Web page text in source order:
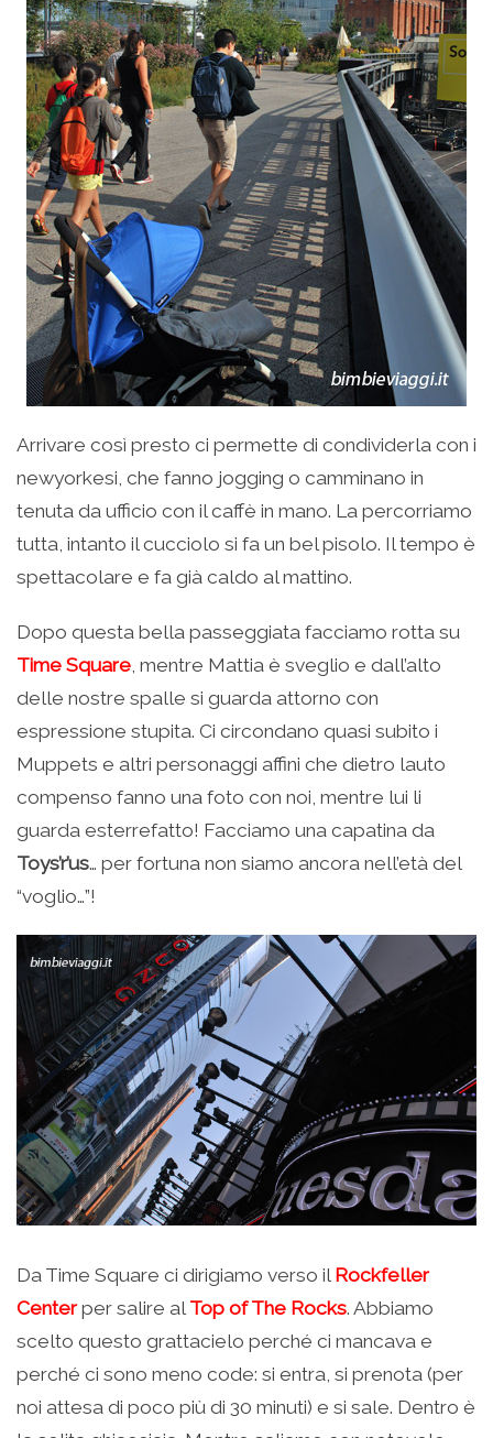
Arrivare così presto ci permette di condividerla con i
newyorkesi, che fanno jogging o camminano in
tenuta da ufficio con il caffè in mano. La percorriamo
tutta, intanto il cucciolo si fa un bel pisolo. Il tempo è
spettacolare e fa già caldo al mattino.
Dopo questa bella passeggiata facciamo rotta su
Time Square , mentre Mattia è sveglio e dall’alto
delle nostre spalle si guarda attorno con
espressione stupita. Ci circondano quasi subito i
Muppets e altri personaggi affini che dietro lauto
compenso fanno una foto con noi, mentre lui li
guarda esterrefatto! Facciamo una capatina da
Toys’r’us… per fortuna non siamo ancora nell’età del
“voglio…”!
Da Time Square ci dirigiamo verso il Rockfeller
Centerper salire al Top of The Rocks. Abbiamo
scelto questo grattacielo perché ci mancava e
perché ci sono meno code: si entra, si prenota (per
noi attesa di poco più di 30 minuti) e si sale. Dentro è